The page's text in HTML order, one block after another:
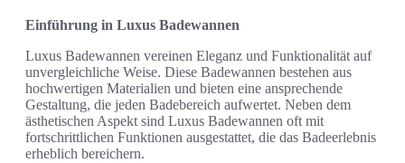
Einführung in Luxus Badewannen
Luxus Badewannen vereinen Eleganz und Funktionalität auf
unvergleichliche Weise. Diese Badewannen bestehen aus
hochwertigen Materialien und bieten eine ansprechende
Gestaltung, die jeden Badebereich aufwertet. Neben dem
ästhetischen Aspekt sind Luxus Badewannen oft mit
fortschrittlichen Funktionen ausgestattet, die das Badeerlebnis
erheblich bereichern.